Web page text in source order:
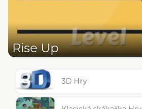
Rise Up
3D Hry